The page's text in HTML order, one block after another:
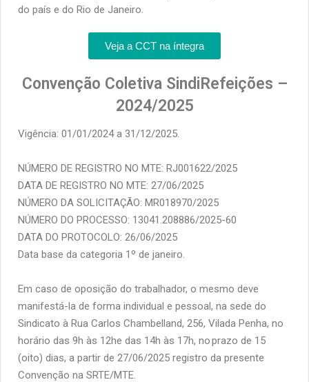
do país e do Rio de Janeiro.
Veja a CCT na íntegra
Convenção Coletiva SindiRefeições –
2024/2025
Vigência: 01/01/2024 a 31/12/2025.
NÚMERO DE REGISTRO NO MTE: RJ001622/2025
DATA DE REGISTRO NO MTE: 27/06/2025
NÚMERO DA SOLICITAÇÃO: MR018970/2025
NÚMERO DO PROCESSO: 13041.208886/2025-60
DATA DO PROTOCOLO: 26/06/2025
Data base da categoria 1º de janeiro.
Em caso de oposição do trabalhador, o mesmo deve
manifestá-la de forma individual e pessoal, na sede do
Sindicato à Rua Carlos Chambelland, 256, Vilada Penha, no
horário das 9h às 12he das 14h às 17h, no prazo de 15
(oito) dias, a partir de 27/06/2025 registro da presente
Convenção na SRTE/MTE.